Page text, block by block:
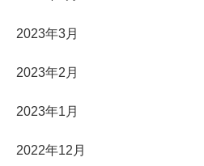
2023年3月
2023年2月
2023年1月
2022年12月